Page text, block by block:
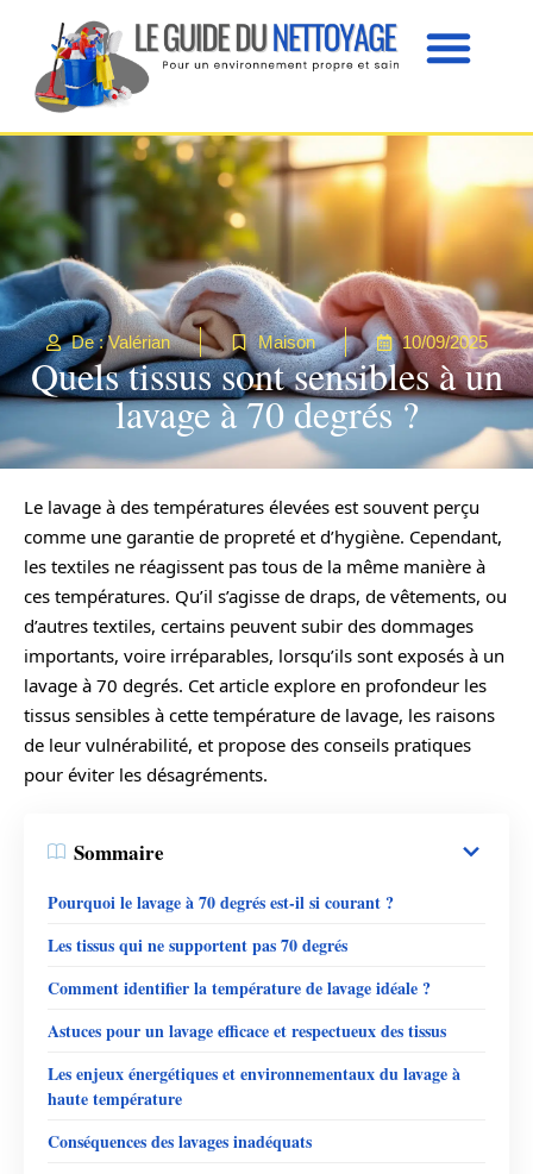
De : Valérian Maison 10/09/2025
Quels tissus sont sensibles à un
lavage à 70 degrés ?
Le lavage à des températures élevées est souvent perçu
comme une garantie de propreté et d’hygiène. Cependant,
les textiles ne réagissent pas tous de la même manière à
ces températures. Qu’il s’agisse de draps, de vêtements, ou
d’autres textiles, certains peuvent subir des dommages
importants, voire irréparables, lorsqu’ils sont exposés à un
lavage à 70 degrés. Cet article explore en profondeur les
tissus sensibles à cette température de lavage, les raisons
de leur vulnérabilité, et propose des conseils pratiques
pour éviter les désagréments.
Sommaire
Pourquoi le lavage à 70 degrés est-il si courant ?
Les tissus qui ne supportent pas 70 degrés
Comment identifier la température de lavage idéale ?
Astuces pour un lavage efficace et respectueux des tissus
Les enjeux énergétiques et environnementaux du lavage à
haute température
Conséquences des lavages inadéquats